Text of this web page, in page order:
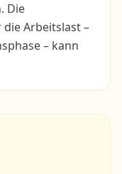
Die
Arbeitslast –
– kann